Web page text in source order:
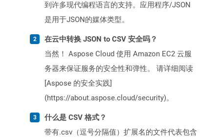
到许多现代编程语言的支持。应用程序/JSON
是用于JSON的媒体类型。
在云中转换 JSON to CSV 安全吗？
当然！ Aspose Cloud 使用 Amazon EC2 云服
务器来保证服务的安全性和弹性。 请详细阅读
[Aspose 的安全实践]
(https://about.aspose.cloud/security)。
什么是 CSV 格式？
带有.csv（逗号分隔值）扩展名的文件代表包含